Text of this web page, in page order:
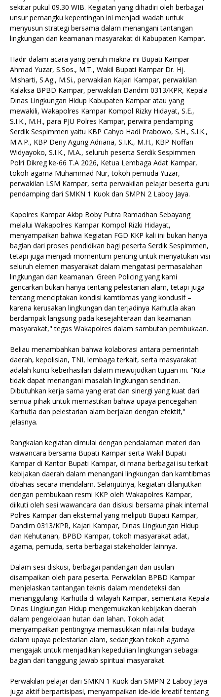
sekitar pukul 09.30 WIB. Kegiatan yang dihadiri oleh berbagai
unsur pemangku kepentingan ini menjadi wadah untuk
menyusun strategi bersama dalam menangani tantangan
lingkungan dan keamanan masyarakat di Kabupaten Kampar.
Hadir dalam acara yang penuh makna ini Bupati Kampar
Ahmad Yuzar, S.Sos., M.T., Wakil Bupati Kampar Dr. Hj.
Misharti, S.Ag., M.Si., perwakilan Kajari Kampar, perwakilan
Kalaksa BPBD Kampar, perwakilan Dandim 0313/KPR, Kepala
Dinas Lingkungan Hidup Kabupaten Kampar atau yang
mewakili, Wakapolres Kampar Kompol Rizky Hidayat, S.E.,
S.I.K., M.H., para PJU Polres Kampar, perwira pendamping
Serdik Sespimmen yaitu KBP Cahyo Hadi Prabowo, S.H., S.I.K.,
M.A.P., KBP Deny Agung Adriana, S.I.K., M.H., KBP Noffan
Widyayoko, S.I.K., M.A., seluruh peserta Serdik Sespimmen
Polri Dikreg ke-66 T.A 2026, Ketua Lembaga Adat Kampar,
tokoh agama Muhammad Nur, tokoh pemuda Yuzar,
perwakilan LSM Kampar, serta perwakilan pelajar beserta guru
pendamping dari SMKN 1 Kuok dan SMPN 2 Laboy Jaya.
Kapolres Kampar Akbp Boby Putra Ramadhan Sebayang
melalui Wakapolres Kampar Kompol Rizki Hidayat,
menyampaikan bahwa Kegiatan FGD KKP kali ini bukan hanya
bagian dari proses pendidikan bagi peserta Serdik Sespimmen,
tetapi juga menjadi momentum penting untuk menyatukan visi
seluruh elemen masyarakat dalam mengatasi permasalahan
lingkungan dan keamanan. Green Policing yang kami
gencarkan bukan hanya tentang pelestarian alam, tetapi juga
tentang menciptakan kondisi kamtibmas yang kondusif –
karena kerusakan lingkungan dan terjadinya Karhutla akan
berdampak langsung pada kesejahteraan dan keamanan
masyarakat," tegas Wakapolres dalam sambutan pembukaan.
Beliau menambahkan bahwa kolaborasi antara pemerintah
daerah, kepolisian, TNI, lembaga terkait, serta masyarakat
adalah kunci keberhasilan dalam mewujudkan tujuan ini. "Kita
tidak dapat menangani masalah lingkungan sendirian.
Dibutuhkan kerja sama yang erat dan sinergi yang kuat dari
semua pihak untuk memastikan bahwa upaya pencegahan
Karhutla dan pelestarian alam berjalan dengan efektif,"
jelasnya.
Rangkaian kegiatan dimulai dengan pendalaman materi dan
wawancara bersama Bupati Kampar serta Wakil Bupati
Kampar di Kantor Bupati Kampar, di mana berbagai isu terkait
kebijakan daerah dalam menangani lingkungan dan kamtibmas
dibahas secara mendalam. Selanjutnya, kegiatan dilanjutkan
dengan pembukaan resmi KKP oleh Wakapolres Kampar,
diikuti oleh sesi wawancara dan diskusi bersama pihak internal
Polres Kampar dan eksternal yang meliputi Bupati Kampar,
Dandim 0313/KPR, Kajari Kampar, Dinas Lingkungan Hidup
dan Kehutanan, BPBD Kampar, tokoh masyarakat adat,
agama, pemuda, serta berbagai stakeholder lainnya.
Dalam sesi diskusi, berbagai pandangan dan usulan
disampaikan oleh para peserta. Perwakilan BPBD Kampar
menjelaskan tantangan teknis dalam mendeteksi dan
menanggulangi Karhutla di wilayah Kampar, sementara Kepala
Dinas Lingkungan Hidup mengemukakan kebijakan daerah
dalam pengelolaan hutan dan lahan. Tokoh adat
menyampaikan pentingnya memasukkan nilai-nilai budaya
dalam upaya pelestarian alam, sedangkan tokoh agama
mengajak untuk menjadikan kepedulian lingkungan sebagai
bagian dari tanggung jawab spiritual masyarakat.
Perwakilan pelajar dari SMKN 1 Kuok dan SMPN 2 Laboy Jaya
juga aktif berpartisipasi, menyampaikan ide-ide kreatif tentang